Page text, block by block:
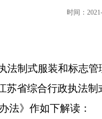
时间：
法制式服装和标志
苏省综合行政执法
法》作如下解读：